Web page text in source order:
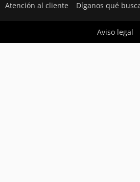
Atención al cliente Díganos qué
Aviso legal